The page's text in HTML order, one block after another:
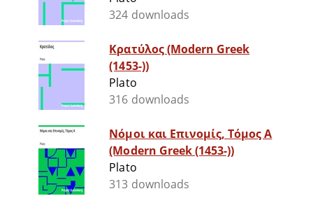
324 downloads
Κρατύλος (Modern Greek
(1453-))
Plato
316 downloads
Νόμοι και Επινομίς, Τόμος Α
(Modern Greek (1453-))
Plato
313 downloads